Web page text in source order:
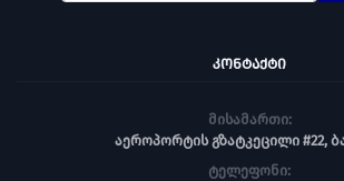
ᲙᲝᲜᲢᲐᲥᲢᲘ
მისამართი:
აეროპორტის გზატკეცილი #22,
ტელეფონი: